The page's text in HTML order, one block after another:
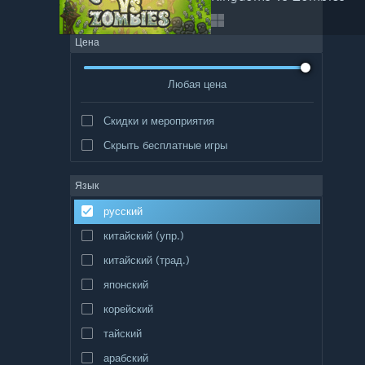
Цена
Любая цена
Скидки и мероприятия
Скрыть бесплатные игры
Язык
русский
китайский (упр.)
китайский (трад.)
японский
корейский
тайский
арабский